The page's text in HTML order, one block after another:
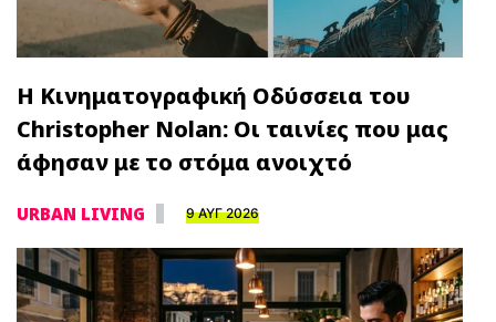
Η Κινηματογραφική Οδύσσεια του
Christopher Nolan: Οι ταινίες που μας
άφησαν με το στόμα ανοιχτό
URBAN LIVING 9 ΑΥΓ 2026